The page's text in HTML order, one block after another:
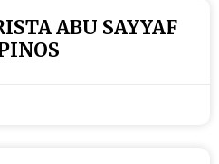
ABU SAYYAF